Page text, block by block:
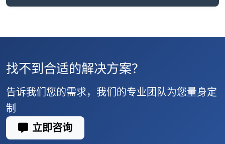
找不到合适的解决方案？
告诉我们您的需求，我们的专业团队为您量身定
制
立即咨询